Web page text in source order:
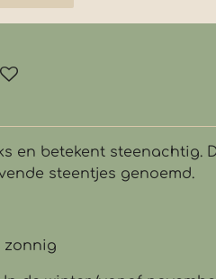
en betekent steenachtig.
steentjes genoemd.
zonnig